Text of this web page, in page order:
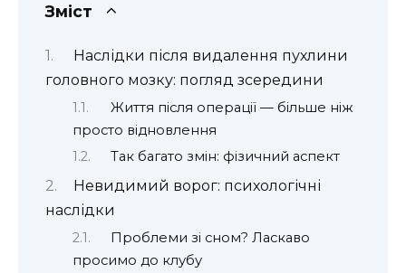
Зміст
Наслідки після видалення пухлини
головного мозку: погляд зсередини
Життя після операції — більше ніж
просто відновлення
Так багато змін: фізичний аспект
Невидимий ворог: психологічні
наслідки
Проблеми зі сном? Ласкаво
просимо до клубу